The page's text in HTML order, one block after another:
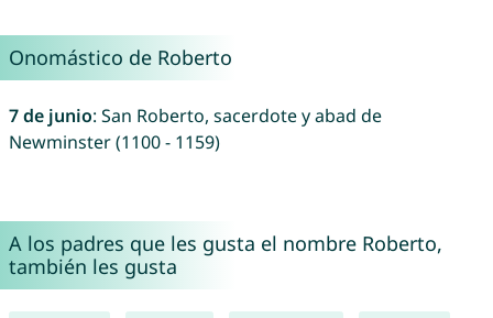
Onomástico de Roberto
7 de junio: San Roberto, sacerdote y abad de
Newminster (1100 - 1159)
A los padres que les gusta el nombre Roberto,
también les gusta